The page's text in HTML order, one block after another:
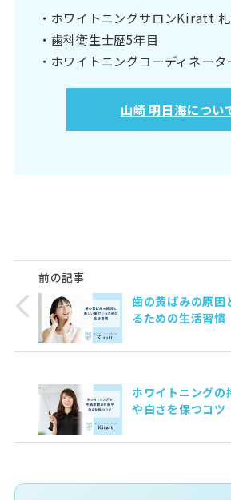
・ホワイトニングサロンKiratt
・歯科衛生士歴5年目
・ホワイトニングコーディネータ
山崎 明日海につい
前の記事
歯の黄ばみの原因
るための生活習慣
ホワイトニングの
や白さを保つコツ